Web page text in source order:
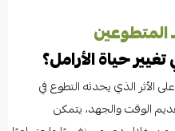
حياة الأرامل؟
الذي يحدثه التطوع في
الوقت والجهد، يتمكن